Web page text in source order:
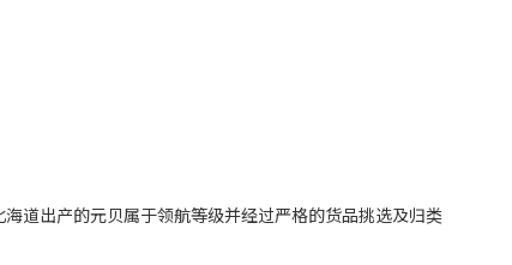
道出产的元贝属于领航等级并经过严格的货品挑选及归类